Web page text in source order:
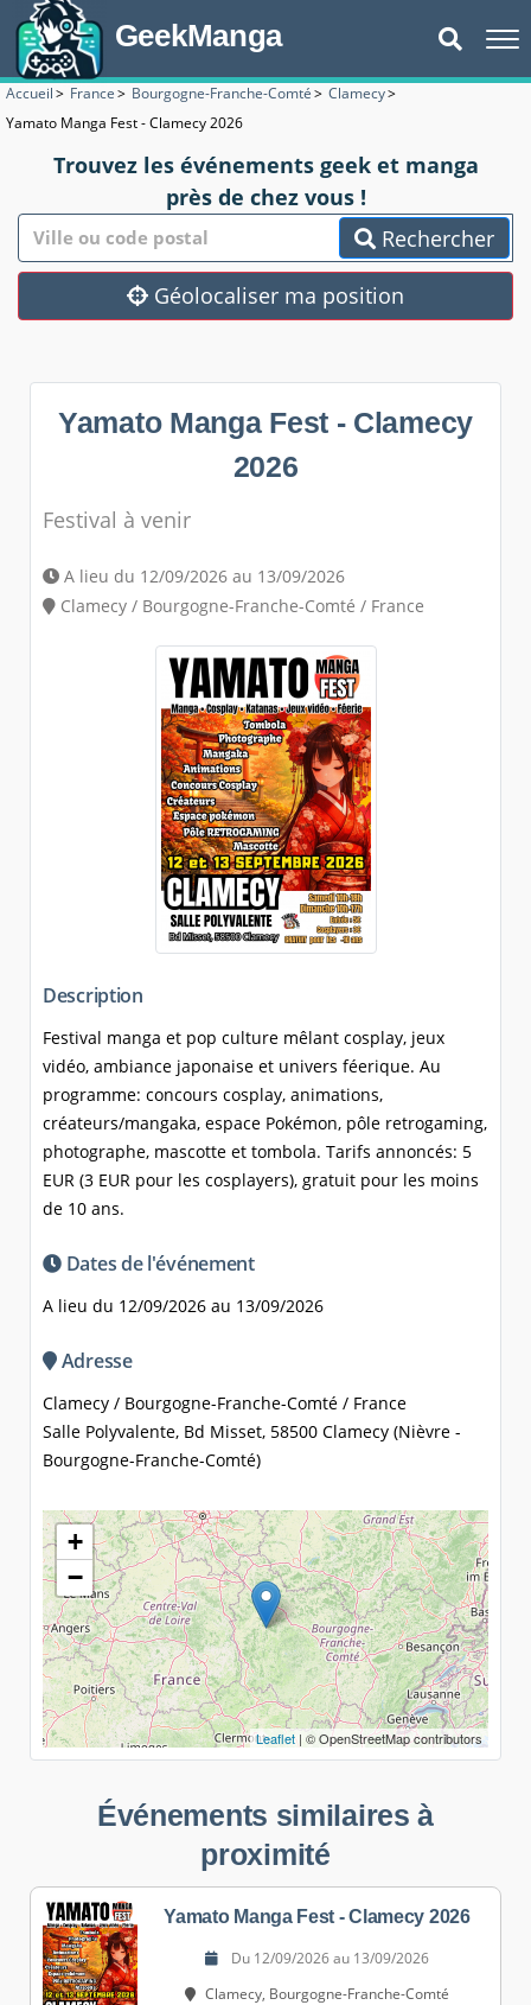
GeekManga
Accueil> France> Bourgogne-Franche-Comté> Clamecy>
Yamato Manga Fest - Clamecy 2026
Trouvez les événements geek et manga
près de chez vous !
Rechercher
Géolocaliser ma position
Yamato Manga Fest - Clamecy
2026
Festival à venir
A lieu du 12/09/2026 au 13/09/2026
Clamecy / Bourgogne-Franche-Comté / France
Description
Festival manga et pop culture mêlant cosplay, jeux
vidéo, ambiance japonaise et univers féerique. Au
programme: concours cosplay, animations,
créateurs/mangaka, espace Pokémon, pôle retrogaming,
photographe, mascotte et tombola. Tarifs annoncés: 5
EUR (3 EUR pour les cosplayers), gratuit pour les moins
de 10 ans.
Dates de l'événement
A lieu du 12/09/2026 au 13/09/2026
Adresse
Clamecy / Bourgogne-Franche-Comté / France
Salle Polyvalente, Bd Misset, 58500 Clamecy (Nièvre -
Bourgogne-Franche-Comté)
+
−
Leaflet | © OpenStreetMap contributors
Événements similaires à
proximité
Yamato Manga Fest - Clamecy 2026
Du 12/09/2026 au 13/09/2026
Clamecy, Bourgogne-Franche-Comté